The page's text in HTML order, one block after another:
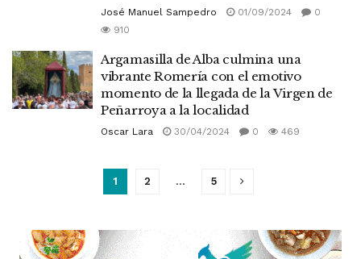
José Manuel Sampedro 01/09/2024
0
910
Argamasilla de Alba culmina una
vibrante Romería con el emotivo
momento de la llegada de la Virgen de
Peñarroya a la localidad
Oscar Lara 30/04/2024 0 469
1 2 … 5